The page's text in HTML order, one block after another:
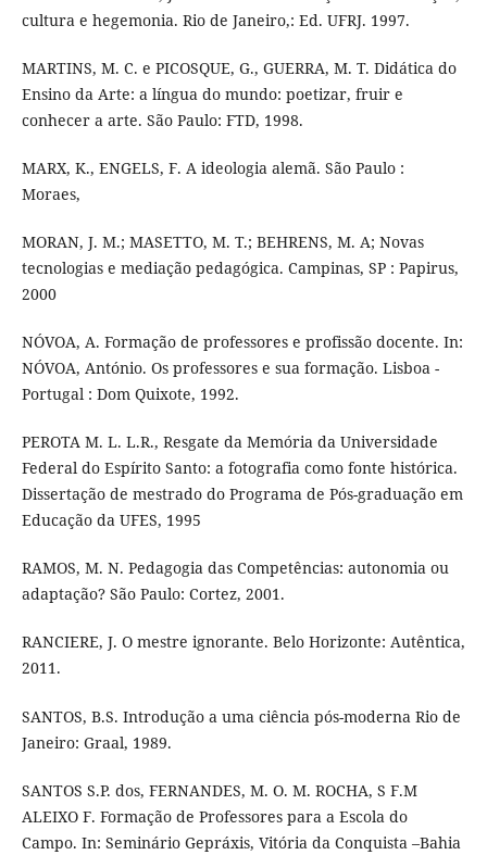
cultura e hegemonia. Rio de Janeiro,: Ed. UFRJ. 1997.
MARTINS, M. C. e PICOSQUE, G., GUERRA, M. T. Didática do
Ensino da Arte: a língua do mundo: poetizar, fruir e
conhecer a arte. São Paulo: FTD, 1998.
MARX, K., ENGELS, F. A ideologia alemã. São Paulo :
Moraes,
MORAN, J. M.; MASETTO, M. T.; BEHRENS, M. A; Novas
tecnologias e mediação pedagógica. Campinas, SP : Papirus,
2000
NÓVOA, A. Formação de professores e profissão docente. In:
NÓVOA, António. Os professores e sua formação. Lisboa -
Portugal : Dom Quixote, 1992.
PEROTA M. L. L.R., Resgate da Memória da Universidade
Federal do Espírito Santo: a fotografia como fonte histórica.
Dissertação de mestrado do Programa de Pós-graduação em
Educação da UFES, 1995
RAMOS, M. N. Pedagogia das Competências: autonomia ou
adaptação? São Paulo: Cortez, 2001.
RANCIERE, J. O mestre ignorante. Belo Horizonte: Autêntica,
2011.
SANTOS, B.S. Introdução a uma ciência pós-moderna Rio de
Janeiro: Graal, 1989.
SANTOS S.P. dos, FERNANDES, M. O. M. ROCHA, S F.M
ALEIXO F. Formação de Professores para a Escola do
Campo. In: Seminário Gepráxis, Vitória da Conquista –Bahia